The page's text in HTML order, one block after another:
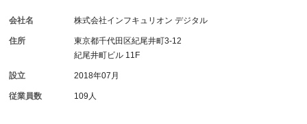
会社名 株式会社インフキュリオン デジタル
住所
東京都千代田区紀尾井町3-12
紀尾井町ビル 11F
設立 2018年07月
従業員数 109人